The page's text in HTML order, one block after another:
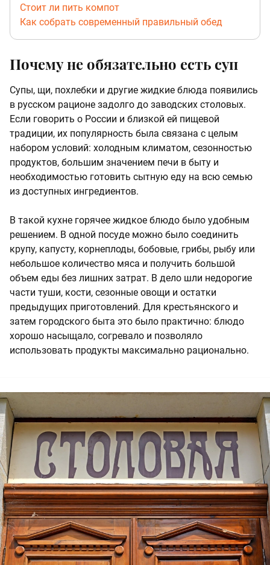
Стоит ли пить компот
Как собрать современный правильный обед
Почему не обязательно есть суп
Супы, щи, похлебки и другие жидкие блюда появились
в русском рационе задолго до заводских столовых.
Если говорить о России и близкой ей пищевой
традиции, их популярность была связана с целым
набором условий: холодным климатом, сезонностью
продуктов, большим значением печи в быту и
необходимостью готовить сытную еду на всю семью
из доступных ингредиентов.
В такой кухне горячее жидкое блюдо было удобным
решением. В одной посуде можно было соединить
крупу, капусту, корнеплоды, бобовые, грибы, рыбу или
небольшое количество мяса и получить большой
объем еды без лишних затрат. В дело шли недорогие
части туши, кости, сезонные овощи и остатки
предыдущих приготовлений. Для крестьянского и
затем городского быта это было практично: блюдо
хорошо насыщало, согревало и позволяло
использовать продукты максимально рационально.